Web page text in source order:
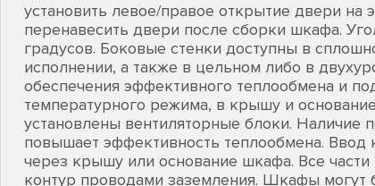
установить левое/правое открытие двери на
перенавесить двери после сборки шкафа.
градусов. Боковые стенки доступны в
исполнении, а также в цельном либо в
обеспечения эффективного теплообмена и
температурного режима, в крышу и
установлены вентиляторные блоки. Наличие
повышает эффективность теплообмена. Ввод
через крышу или основание шкафа. Все
контур проводами заземления. Шкафы